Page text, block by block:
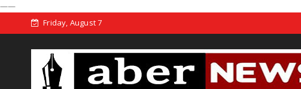
——
Friday, August 7